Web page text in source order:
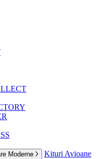
Moderne
Kituri Avioane